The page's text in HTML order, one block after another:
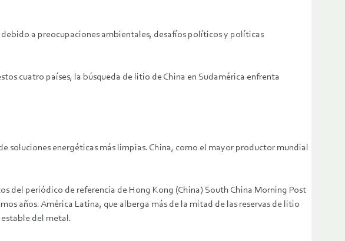
a preocupaciones ambientales, desafíos políticos y políticas
cuatro países, la búsqueda de litio de China en Sudamérica enfrenta
soluciones energéticas más limpias. China, como el mayor productor mundial
del periódico de referencia de Hong Kong (China) South China Morning Post
años. América Latina, que alberga más de la mitad de las reservas de litio
estable del metal.